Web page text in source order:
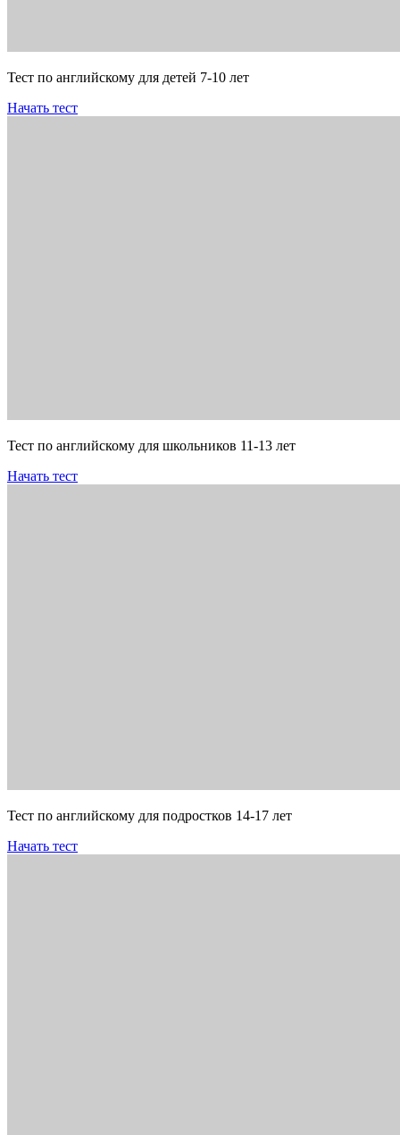
Тест по английскому для детей 7-10 лет
Начать тест
Тест по английскому для школьников 11-13 лет
Начать тест
Тест по английскому для подростков 14-17 лет
Начать тест